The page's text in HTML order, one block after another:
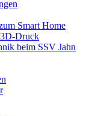
Smart Home
Druck
beim SSV Jahn